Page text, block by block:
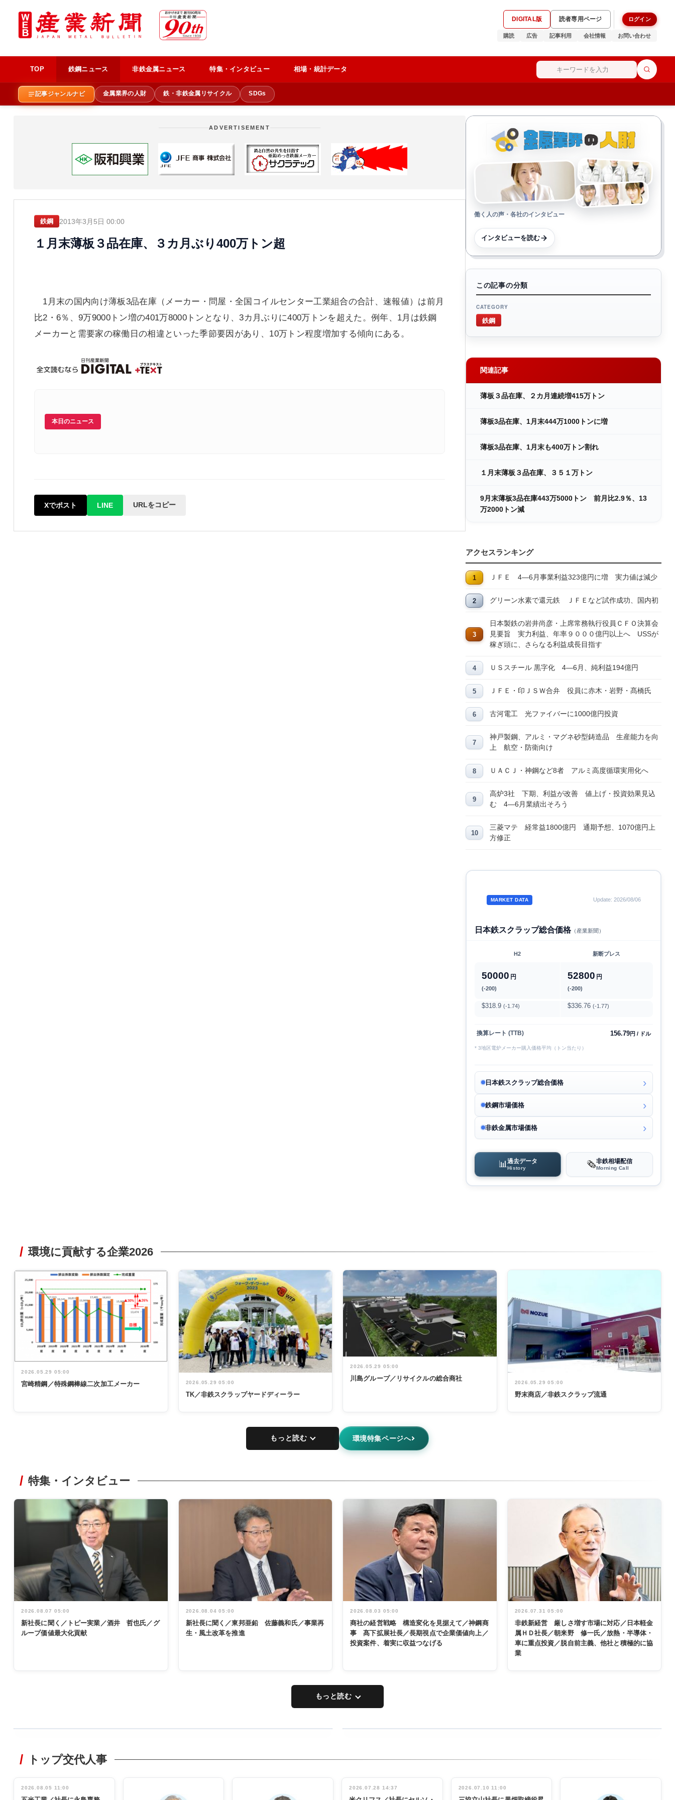
DIGITAL版 読者専用ページ ログイン
購読 広告 記事利用 会社情報 お問い合わせ
TOP 鉄鋼ニュース 非鉄金属ニュース 特集・インタビュー 相場・統計データ
記事ジャンルナビ 金属業界の人財 鉄・非鉄金属リサイクル SDGs
ADVERTISEMENT
鉄鋼 2013年3月5日 00:00
１月末薄板３品在庫、３カ月ぶり400万トン超
1月末の国内向け薄板3品在庫（メーカー・問屋・全国コイルセンター工業組合の合計、速報値）は前月
比2・6％、9万9000トン増の401万8000トンとなり、3カ月ぶりに400万トンを超えた。例年、1月は鉄鋼
メーカーと需要家の稼働日の相違といった季節要因があり、10万トン程度増加する傾向にある。
本日のニュース
Xでポスト LINE URLをコピー
働く人の声・各社のインタビュー
インタビューを読む
この記事の分類
CATEGORY
鉄鋼
関連記事
薄板３品在庫、２カ月連続増415万トン
薄板3品在庫、1月末444万1000トンに増
薄板3品在庫、1月末も400万トン割れ
１月末薄板３品在庫、３５１万トン
9月末薄板3品在庫443万5000トン 前月比2.9％、13
万2000トン減
アクセスランキング
ＪＦＥ 4―6月事業利益323億円に増 実力値は減少
グリーン水素で還元鉄 ＪＦＥなど試作成功、国内初
日本製鉄の岩井尚彦・上席常務執行役員ＣＦＯ決算会
見要旨 実力利益、年率９０００億円以上へ USSが
稼ぎ頭に、さらなる利益成長目指す
ＵＳスチール 黒字化 4―6月、純利益194億円
ＪＦＥ・印ＪＳＷ合弁 役員に赤木・岩野・髙橋氏
古河電工 光ファイバーに1000億円投資
神戸製鋼、アルミ・マグネ砂型鋳造品 生産能力を向
上 航空・防衛向け
ＵＡＣＪ・神鋼など8者 アルミ高度循環実用化へ
高炉3社 下期、利益が改善 値上げ・投資効果見込
む 4―6月業績出そろう
三菱マテ 経常益1800億円 通期予想、1070億円上
方修正
MARKET DATA Update: 2026/08/06
日本鉄スクラップ総合価格（産業新聞）
H2 新断プレス
50000 円
(-200)
52800 円
(-200)
$318.9 (-1.74) $336.76 (-1.77)
換算レート (TTB) 156.79円 / ドル
* 3地区電炉メーカー購入価格平均（トン当たり）
日本鉄スクラップ総合価格
鉄鋼市場価格
非鉄金属市場価格
📊 過去データ
History 🗞️非鉄相場配信
Morning Call
環境に貢献する企業2026
2026.05.29 05:00
宮崎精鋼／特殊鋼棒線二次加工メーカー 2026.05.29 05:00
TK／非鉄スクラップヤードディーラー
2026.05.29 05:00
川島グループ／リサイクルの総合商社
2026.05.29 05:00
野末商店／非鉄スクラップ流通
もっと読む 環境特集ページへ
特集・インタビュー
2026.08.07 05:00
新社長に聞く／トピー実業／酒井 哲也氏／グ
ループ価値最大化貢献
2026.08.04 05:00
新社長に聞く／東邦亜鉛 佐藤義和氏／事業再
生・風土改革を推進
2026.08.03 05:00
商社の経営戦略 構造変化を見据えて／神鋼商
事 髙下拡展社長／長期視点で企業価値向上／
投資案件、着実に収益つなげる
2026.07.31 05:00
非鉄新経営 厳しさ増す市場に対応／日本軽金
属ＨＤ社長／朝来野 修一氏／放熱・半導体・
車に重点投資／脱自前主義、他社と積極的に協
業
もっと読む
非鉄業界で
管理職編
インタビュ
INTERVIEW
念祝う 業界
関係者ら220
トップ交代人事
2026.08.05 11:00 2026.07.28 14:37 2026.07.10 11:00